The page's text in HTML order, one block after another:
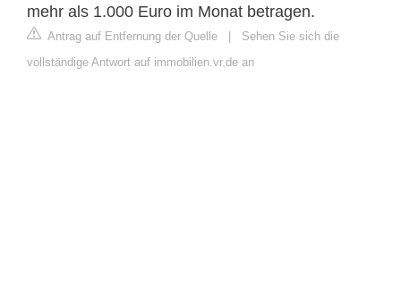
mehr als 1.000 Euro im Monat betragen.
Antrag auf Entfernung der Quelle | Sehen Sie sich die
vollständige Antwort auf immobilien.vr.de an